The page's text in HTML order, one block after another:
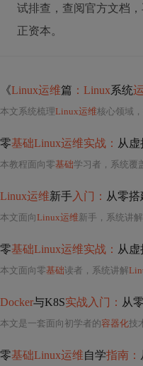
试排查，查阅官方文档
正资本。
《Linux运维篇 ：Linux系统
本文系统梳理Linux运维核心领域
零基础Linux运维实战： 从虚
本教程面向零基础学习者，系统覆
Linux运维新手入门： 从零搭
本文面向Linux运维新手，系统讲
零基础Linux运维实战： 从虚
本文面向零基础读者，系统讲解
Docker与K8S实战入门： 从
本文是一套面向初学者的容器化技
零基础Linux运维自学指南：